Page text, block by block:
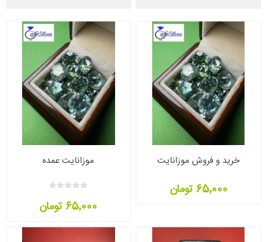
خرید و فروش موزانایت
65٬000 تومان
موزانایت عمده
65٬000 تومان